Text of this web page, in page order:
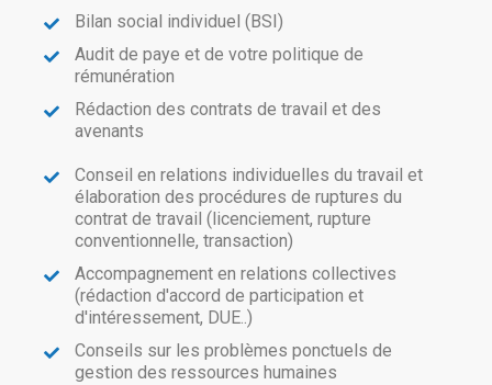
Bilan social individuel (BSI)
Audit de paye et de votre politique de
rémunération
Rédaction des contrats de travail et des
avenants
Conseil en relations individuelles du travail et
élaboration des procédures de ruptures du
contrat de travail (licenciement, rupture
conventionnelle, transaction)
Accompagnement en relations collectives
(rédaction d'accord de participation et
d'intéressement, DUE..)
Conseils sur les problèmes ponctuels de
gestion des ressources humaines